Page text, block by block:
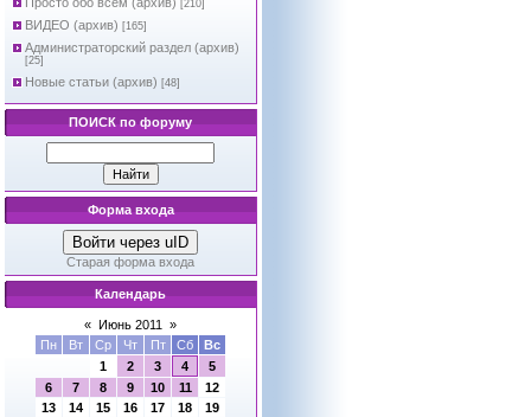
[210]
ВИДЕО (архив) [165]
Администраторский раздел (архив)
[25]
Новые статьи (архив) [48]
ПОИСК по форуму
Форма входа
Войти через uID
Старая форма входа
Календарь
« Июнь 2011
»
Пн
Вт Ср Чт Пт Сб
Вс
1
2 3 4
5
6
7 8 9 10 11
12
13
14 15 16 17 18
19